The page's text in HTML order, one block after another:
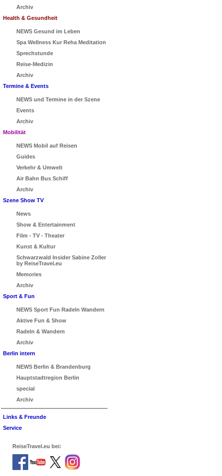
Archiv
Health & Gesundheit
NEWS Gesund im Leben
Spa Wellness Kur Reha Meditation
Sprechstunde
Reise-Medizin
Archiv
Termine & Events
NEWS und Termine in der Szene
Events
Archiv
Mobilität
NEWS Mobil auf Reisen
Guides
Verkehr & Umwelt
Air Bahn Bus Schiff
Archiv
Szene Show TV
News
Show & Entertainment
Film - TV - Theater
Kunst & Kultur
Schwarzwald Insider Sabine Zoller
by ReiseTravel.eu
Memories
Archiv
Sport & Fun
NEWS Sport Fun Radeln Wandern
Aktive Fun & Show
Radeln & Wandern
Archiv
Berlin intern
NEWS Berlin & Brandenburg
Hauptstadtregion Berlin
special
Archiv
Links & Freunde
Service
ReiseTravel.eu bei: